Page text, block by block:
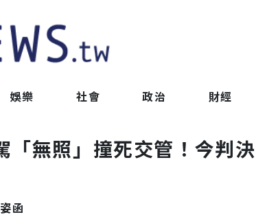
娛樂 社會 政治 財經
「無照」撞死交管！今判
函